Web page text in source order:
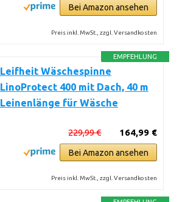
Bei Amazon ansehen
Preis inkl. MwSt., zzgl. Versandkosten
EMPFEHLUNG
Leifheit Wäschespinne
LinoProtect 400 mit Dach, 40 m
Leinenlänge für Wäsche
164,99 €
229,99 €
Bei Amazon ansehen
Preis inkl. MwSt., zzgl. Versandkosten